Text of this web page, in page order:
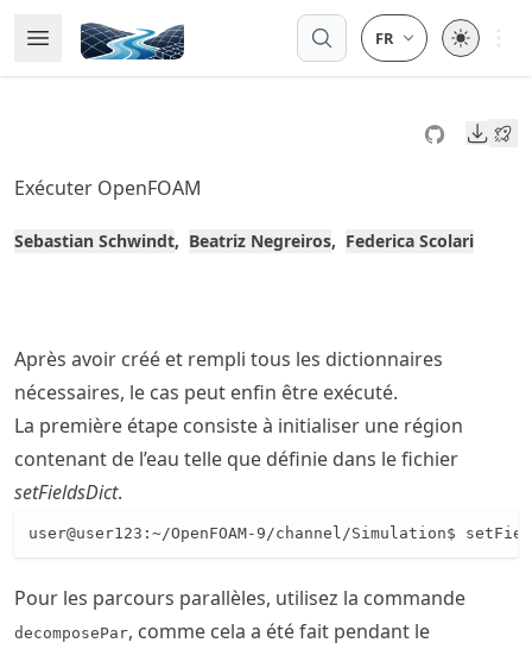
to
article
to
content
Open Menu
Made with MyST
Open
Exécuter OpenFOAM
Sebastian Schwindt Beatriz Negreiros Federica Scolari
Après avoir créé et rempli tous les dictionnaires
nécessaires, le cas peut enfin être exécuté.
La première étape consiste à initialiser une région
contenant de l’eau telle que définie dans le fichier
setFieldsDict.
user@user123:~/OpenFOAM-9/channel/Simulation$
Pour les parcours parallèles, utilisez la commande
decomposePar, comme cela a été fait pendant le